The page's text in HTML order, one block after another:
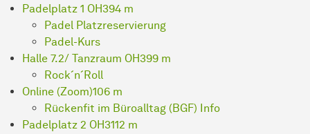
Padelplatz 1 OH394 m
Padel Platzreservierung
Padel-Kurs
Halle 7.2/ Tanzraum OH399 m
Rock´n´Roll
Online (Zoom)106 m
Rückenfit im Büroalltag (BGF) Info
Padelplatz 2 OH3112 m